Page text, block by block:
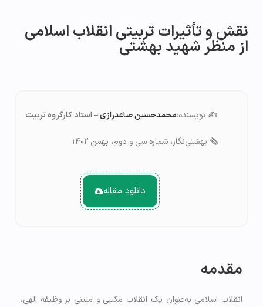
نقش و تأثیرات تربیتی انقلاب اسلامی
از منظر شهید بهشتی
✍️ نویسنده:محمدحسین صاعدرازی– استاد کارگروه تربیت
🗞️ بهشتی‌نگار، شماره سی و دوم، بهمن ۱۴۰۲
دانلود مقاله
مقدمه
انقلاب اسلامی به‌عنوان یک انقلاب مکتبی و مبتنی بر وظیفه الهی،